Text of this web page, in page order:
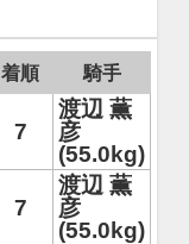
着順 騎手
7
渡辺 薫
彦
(55.0kg)
7
渡辺 薫
彦
(55.0kg)